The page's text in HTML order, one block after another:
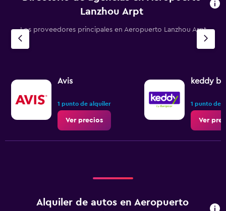
Lanzhou Arpt
Los proveedores principales en Aeropuerto Lanzhou Arpt
Avis
1 punto de alquiler
Ver precios
keddy
1 punto de
Ver
Alquiler de autos en Aeropuerto